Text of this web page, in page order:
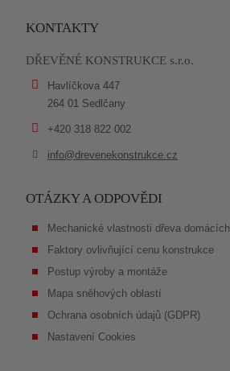
KONTAKTY
DŘEVĚNÉ KONSTRUKCE s.r.o.
Havlíčkova 447
264 01 Sedlčany
+420 318 822 002
info@drevenekonstrukce.cz
OTÁZKY A ODPOVĚDI
Mechanické vlastnosti dřeva
Faktory ovlivňující cenu konstrukce
Postup výroby a montáže
Mapa sněhových oblastí
Ochrana osobních údajů (GDPR)
Nastavení Cookies